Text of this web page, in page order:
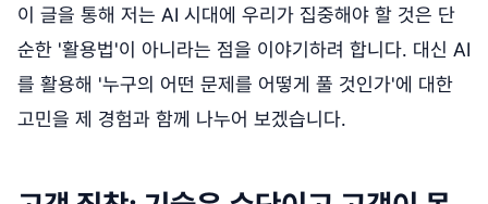
이 글을 통해 저는 AI 시대에 우리가 집중해야 할 것은 단
순한 '활용법'이 아니라는 점을 이야기하려 합니다. 대신 AI
를 활용해 '누구의 어떤 문제를 어떻게 풀 것인가'에 대한
고민을 제 경험과 함께 나누어 보겠습니다.